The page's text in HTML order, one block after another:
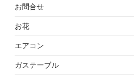
お問合せ
お花
エアコン
ガステーブル